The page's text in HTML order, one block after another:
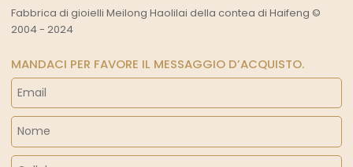
Fabbrica di gioielli Meilong Haolilai della contea di Haifeng ©
2004 - 2024
MANDACI PER FAVORE IL MESSAGGIO D’ACQUISTO.